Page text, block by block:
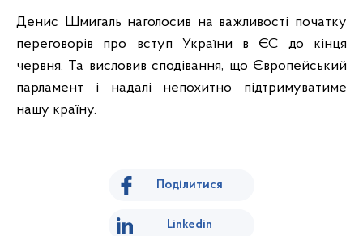
Денис Шмигаль наголосив на важливості початку
переговорів про вступ України в ЄС до кінця
червня. Та висловив сподівання, що Європейський
парламент і надалі непохитно підтримуватиме
нашу країну.
Поділитися
Linkedin